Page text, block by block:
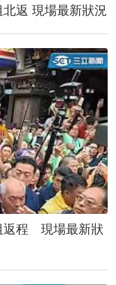
返 現場最新狀況
返程 現場最新狀